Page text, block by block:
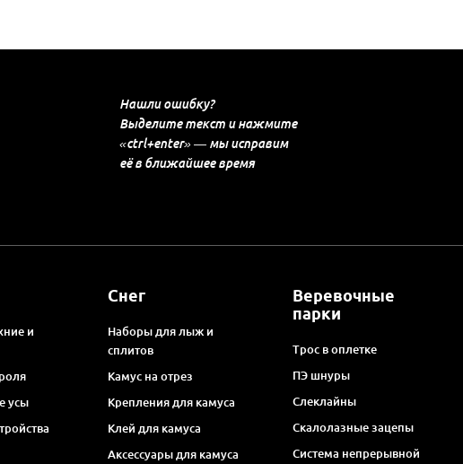
Нашли ошибку?
Выделите текст и нажмите
«ctrl+enter» — мы исправим
её в ближайшее время
и
усы
Снег
Наборы для лыж и
сплитов
Камус на отрез
Крепления для камуса
Клей для камуса
Аксессуары для камуса
Веревочные
парки
Трос в оплетке
ПЭ шнуры
Слеклайны
Скалолазные зацепы
Система непрерывной